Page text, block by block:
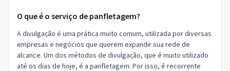
O que é o serviço de panfletagem?
A divulgação é uma prática muito comum, utilizada por diversas
empresas e negócios que querem expandir sua rede de
alcance. Um dos métodos de divulgação, que é muito utilizado
até os dias de hoje, é a panfletagem. Por isso, é recorrente